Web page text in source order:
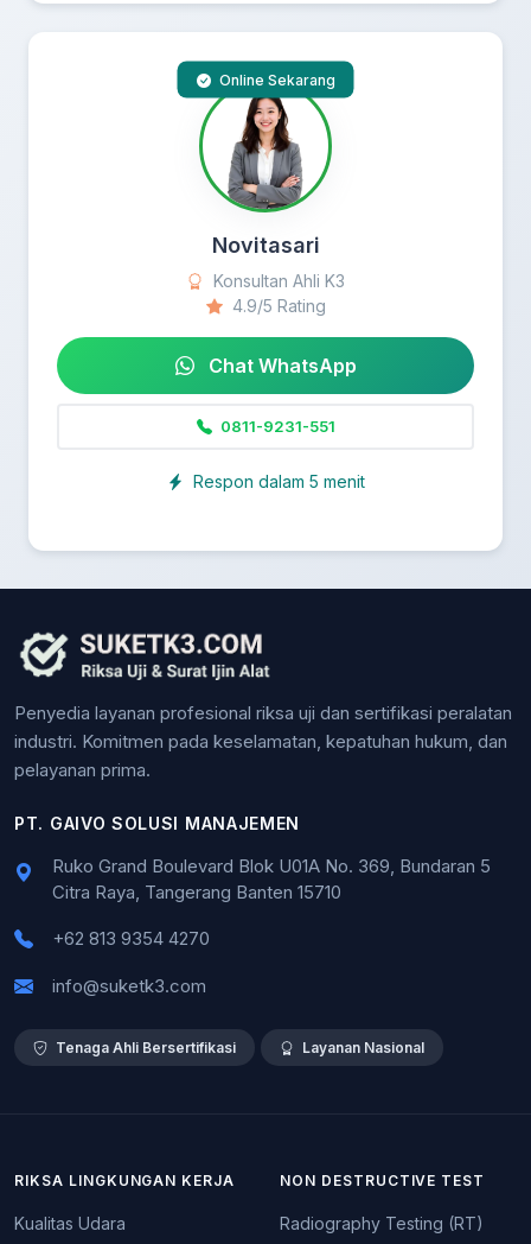
Online Sekarang
Novitasari
Konsultan Ahli K3
4.9/5 Rating
Chat WhatsApp
0811-9231-551
Respon dalam 5 menit
Penyedia layanan profesional riksa uji dan sertifikasi peralatan
industri. Komitmen pada keselamatan, kepatuhan hukum, dan
pelayanan prima.
PT. GAIVO SOLUSI MANAJEMEN
Ruko Grand Boulevard Blok U01A No. 369, Bundaran 5
Citra Raya, Tangerang Banten 15710
+62 813 9354 4270
info@suketk3.com
Tenaga Ahli Bersertifikasi Layanan Nasional
RIKSA LINGKUNGAN KERJA
Kualitas Udara
NON DESTRUCTIVE TEST
Radiography Testing (RT)